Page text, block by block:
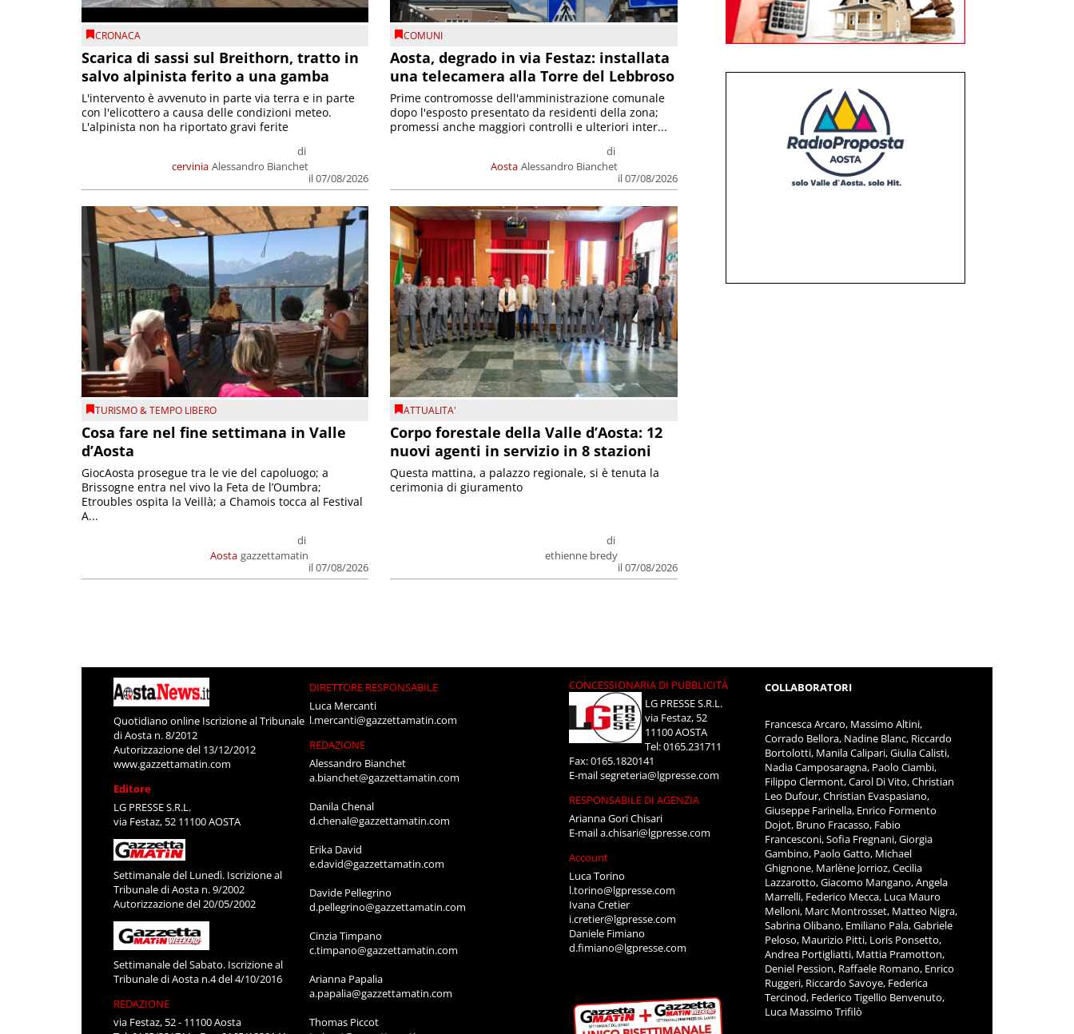
CRONACA
Scarica di sassi sul Breithorn, tratto in
salvo alpinista ferito a una gamba
cervinia
di
Alessandro Bianchet
il 07/08/2026
L'intervento è avvenuto in parte via terra e in parte
con l'elicottero a causa delle condizioni meteo.
L'alpinista non ha riportato gravi ferite
COMUNI
Aosta, degrado in via Festaz: installata
una telecamera alla Torre del Lebbroso
Aosta
di
Alessandro Bianchet
il 07/08/2026
Prime contromosse dell'amministrazione comunale
dopo l'esposto presentato da residenti della zona;
promessi anche maggiori controlli e ulteriori inter...
TURISMO & TEMPO LIBERO
Cosa fare nel fine settimana in Valle
d’Aosta
Aosta
di
gazzettamatin
il 07/08/2026
GiocAosta prosegue tra le vie del capoluogo; a
Brissogne entra nel vivo la Feta de l’Oumbra;
Etroubles ospita la Veillà; a Chamois tocca al Festival
A...
ATTUALITA'
Corpo forestale della Valle d’Aosta: 12
nuovi agenti in servizio in 8 stazioni
di
ethienne bredy
il 07/08/2026
Questa mattina, a palazzo regionale, si è tenuta la
cerimonia di giuramento
Quotidiano online Iscrizione al Tribunale
di Aosta n. 8/2012
Autorizzazione del 13/12/2012
www.gazzettamatin.com
Editore
LG PRESSE S.R.L.
via Festaz, 52 11100 AOSTA
Settimanale del Lunedì. Iscrizione al
Tribunale di Aosta n. 9/2002
Autorizzazione del 20/05/2002
Settimanale del Sabato. Iscrizione al
Tribunale di Aosta n.4 del 4/10/2016
REDAZIONE
via Festaz, 52 - 11100 Aosta
DIRETTORE RESPONSABILE
Luca Mercanti
l.mercanti@gazzettamatin.com
REDAZIONE
Alessandro Bianchet
a.bianchet@gazzettamatin.com
Danila Chenal
d.chenal@gazzettamatin.com
Erika David
e.david@gazzettamatin.com
Davide Pellegrino
d.pellegrino@gazzettamatin.com
Cinzia Timpano
c.timpano@gazzettamatin.com
Arianna Papalia
a.papalia@gazzettamatin.com
Thomas Piccot
CONCESSIONARIA DI PUBBLICITÀ
LG PRESSE S.R.L.
via Festaz, 52
11100 AOSTA
Tel: 0165.231711
Fax: 0165.1820141
E-mailsegreteria@lgpresse.com
RESPONSABILE DI AGENZIA
Arianna Gori Chisari
E-maila.chisari@lgpresse.com
Account
Luca Torino
l.torino@lgpresse.com
Ivana Cretier
i.cretier@lgpresse.com
Daniele Fimiano
d.fimiano@lgpresse.com
COLLABORATORI
Francesca Arcaro, Massimo Altini,
Corrado Bellora, Nadine Blanc, Riccardo
Bortolotti, Manila Calipari, Giulia Calisti,
Nadia Camposaragna, Paolo Ciambi,
Filippo Clermont, Carol Di Vito, Christian
Leo Dufour, Christian Evaspasiano,
Giuseppe Farinella, Enrico Formento
Dojot, Bruno Fracasso, Fabio
Francesconi, Sofia Fregnani, Giorgia
Gambino, Paolo Gatto, Michael
Ghignone, Marlène Jorrioz, Cecilia
Lazzarotto, Giacomo Mangano, Angela
Marrelli, Federico Mecca, Luca Mauro
Melloni, Marc Montrosset, Matteo Nigra,
Sabrina Olibano, Emiliano Pala, Gabriele
Peloso, Maurizio Pitti, Loris Ponsetto,
Andrea Portigliatti, Mattia Pramotton,
Deniel Pession, Raffaele Romano, Enrico
Ruggeri, Riccardo Savoye, Federica
Tercinod, Federico Tigellio Benvenuto,
Luca Massimo Trifilò